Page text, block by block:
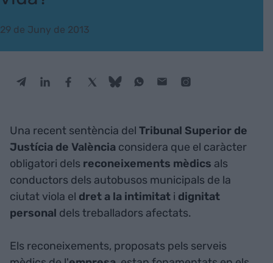
29 de Juny de 2013
Una recent sentència del Tribunal Superior de
Justícia de València considera que el caràcter
obligatori dels reconeixements mèdics als
conductors dels autobusos municipals de la
ciutat viola el dret a la intimitat i dignitat
personal dels treballadors afectats.
Els reconeixements, proposats pels serveis